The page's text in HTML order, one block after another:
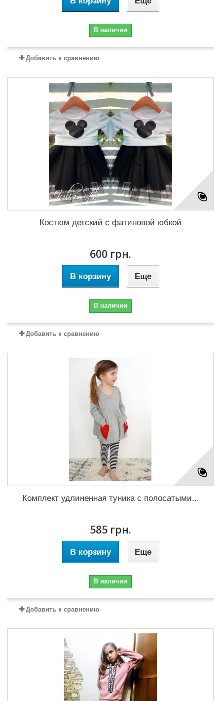
В наличии
Добавить к сравнению
Костюм детский с фатиновой юбкой
600 грн.
В корзину Еще
В наличии
Добавить к сравнению
Комплект удлиненная туника с полосатыми...
585 грн.
В корзину Еще
В наличии
Добавить к сравнению